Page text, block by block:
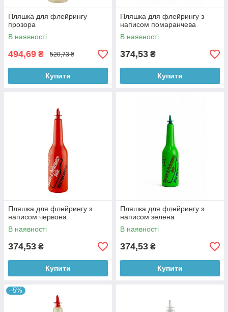
Пляшка для флейрингу
прозора
В наявності
494,69 ₴ 520,73 ₴
Купити
Пляшка для флейрингу з
написом помаранчева
В наявності
374,53 ₴
Купити
Пляшка для флейрингу з
написом червона
В наявності
374,53 ₴
Купити
Пляшка для флейрингу з
написом зелена
В наявності
374,53 ₴
Купити
–5%